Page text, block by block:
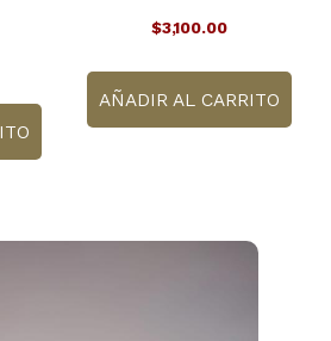
$3,100.00
AÑADIR AL CARRITO